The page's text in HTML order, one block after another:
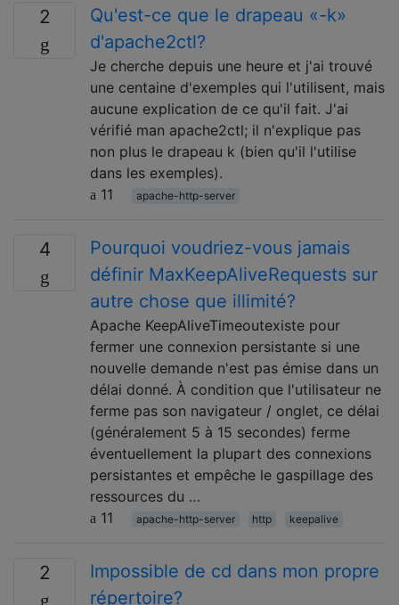
2
Qu'est-ce que le drapeau «-k»
d'apache2ctl?
Je cherche depuis une heure et j'ai trouvé
une centaine d'exemples qui l'utilisent, mais
aucune explication de ce qu'il fait. J'ai
vérifié man apache2ctl; il n'explique pas
non plus le drapeau k (bien qu'il l'utilise
dans les exemples).
11
apache-http-server
4
Pourquoi voudriez-vous jamais
définir MaxKeepAliveRequests sur
autre chose que illimité?
Apache KeepAliveTimeoutexiste pour
fermer une connexion persistante si une
nouvelle demande n'est pas émise dans un
délai donné. À condition que l'utilisateur ne
ferme pas son navigateur / onglet, ce délai
(généralement 5 à 15 secondes) ferme
éventuellement la plupart des connexions
persistantes et empêche le gaspillage des
ressources du …
11
apache-http-server http keepalive
2
Impossible de cd dans mon propre
répertoire?